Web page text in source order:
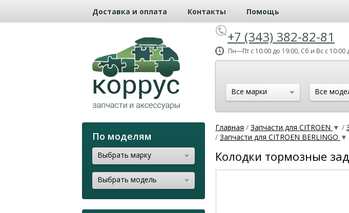
Доставка и оплата Контакты Помощь
+7 (343) 382-82-81
Пн—Пт с 10:00 до 19:00, Сб и Вс с 10:00
Все марки Все
По моделям
Выбрать марку
Выбрать модель
Главная / Запчасти для CITROEN ▼ /
/ Запчасти для CITROEN BERLINGO ▼
Колодки тормозные